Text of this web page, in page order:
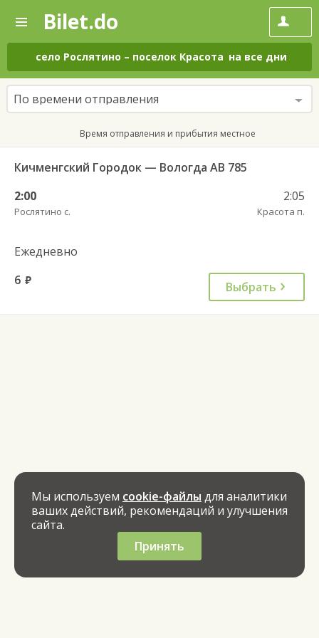
—
Поиск
и
покупка
билетов
на
автобус
онлайн
Bilet.do
село Рослятино – поселок Красота на все дни
По времени отправления
Время отправления и прибытия местное
Кичменгский Городок — Вологда АВ 785
2:00
Рослятино с.
2:05
Красота п.
Ежедневно
6 руб. Выбрать
Мы используем cookie-файлы для аналитики
ваших действий, рекомендаций и улучшения
сайта.
Принять